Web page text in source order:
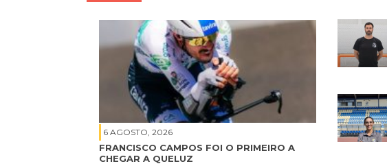
6 AGOSTO, 2026
FRANCISCO CAMPOS FOI O PRIMEIRO A
CHEGAR A QUELUZ